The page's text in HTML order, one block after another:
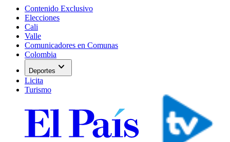
Contenido Exclusivo
Elecciones
Cali
Valle
Comunicadores en Comunas
Colombia
Deportes expand_more
Licita
Turismo